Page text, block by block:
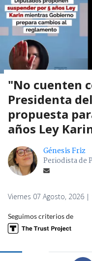
"No cuenten
Presidenta
propuesta
años Ley
Génesis Friz
Periodista de
Viernes 07 Agosto, 2026 |
Seguimos criterios de